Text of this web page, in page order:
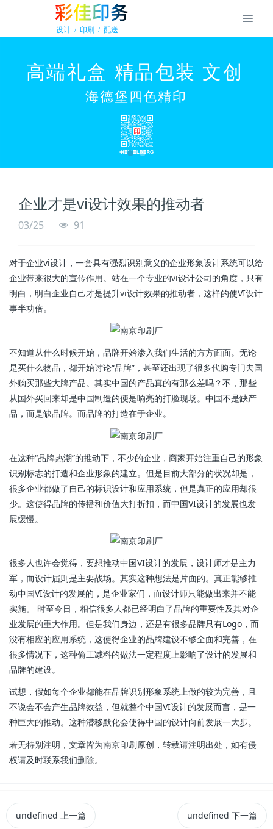
企业才是vi设计效果的推动者
03/25 91
对于企业vi设计，一套具有强烈识别意义的企业形象设计系统可以给
企业带来很大的宣传作用。站在一个专业的vi设计公司的角度，只有
明白，明白企业自己才是提升vi设计效果的推动者，这样的使VI设计
事半功倍。
不知道从什么时候开始，品牌开始渗入我们生活的方方面面。无论
是买什么物品，都开始讨论“品牌”，甚至还出现了很多代购专门去国
外购买那些大牌产品。其实中国的产品真的有那么差吗？不，那些
从国外买回来却是中国制造的便是响亮的打脸现场。中国不是缺产
品，而是缺品牌。而品牌的打造在于企业。
在这种“品牌热潮”的推动下，不少的企业，商家开始注重自己的形象
识别标志的打造和企业形象的建立。但是目前大部分的状况却是，
很多企业都做了自己的标识设计和应用系统，但是真正的应用却很
少。这使得品牌的传播和价值大打折扣，而中国VI设计的发展也发
展缓慢。
很多人也许会觉得，要想推动中国VI设计的发展，设计师才是主力
军，而设计届则是主要战场。其实这种想法是片面的。真正能够推
动中国VI设计的发展的，是企业家们，而设计师只能做出来并不能
实施。 时至今日，相信很多人都已经明白了品牌的重要性及其对企
业发展的重大作用。但是我们身边，还是有很多品牌只有Logo，而
没有相应的应用系统，这使得企业的品牌建设不够全面和完善，在
很多情况下，这种偷工减料的做法一定程度上影响了设计的发展和
品牌的建设。
试想，假如每个企业都能在品牌识别形象系统上做的较为完善，且
不说会不会产生品牌效益，但就整个中国VI设计的发展而言，是一
种巨大的推动。这种潜移默化会使得中国的设计向前发展一大步。
若无特别注明，文章皆为南京印刷原创，转载请注明出处，如有侵
权请及时联系我们删除。
undefined 上一篇 undefined 下一篇